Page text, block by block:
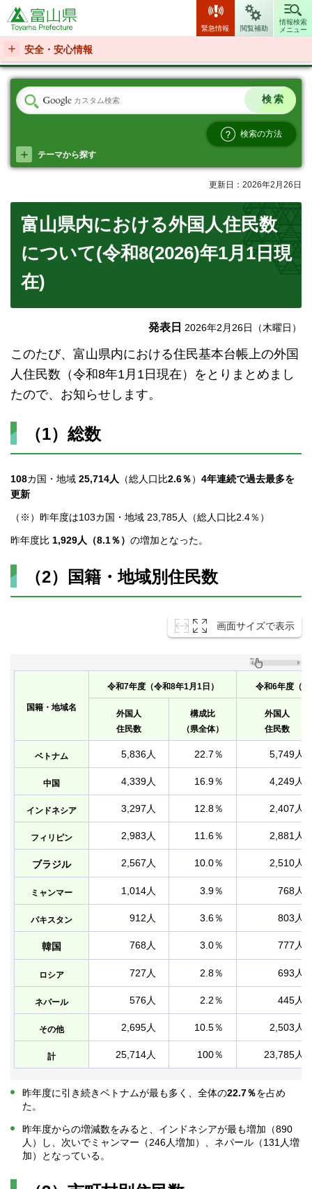
富山県
緊急情報 閲覧補助
情報検索
メニュー
安全・安心情報
検索の方法
テーマから探す
更新日：2026年2月26日
富山県内における外国人住民数
について(令和8(2026)年1月1日現
在)
発表日 2026年2月26日（木曜日）
このたび、富山県内における住民基本台帳上の外国
人住民数（令和8年1月1日現在）をとりまとめまし
たので、お知らせします。
（1）総数
108カ国・地域 25,714人 （総人口比2.6％） 4年連続で過去最多を
更新
（※）昨年度は103カ国・地域 23,785人（総人口比2.4％）
昨年度比 1,929人（8.1％） の増加となった。
（2）国籍・地域別住民数
画面サイズで表示
国籍・地域名
令和7年度（令和8年1月1日） 令和6年度（
外国人
住民数
構成比
（県全体）
外国人
住民数
ベトナム 5,836人 22.7％ 5,749人
中国 4,339人 16.9％ 4,249人
インドネシア 3,297人 12.8％ 2,407人
フィリピン 2,983人 11.6％ 2,881人
ブラジル 2,567人 10.0％ 2,510人
ミャンマー 1,014人 3.9％ 768人
パキスタン 912人 3.6％ 803人
韓国 768人 3.0％ 777人
ロシア 727人 2.8％ 693人
ネパール 576人 2.2％ 445人
その他 2,695人 10.5％ 2,503人
計 25,714人 100％ 23,785人
昨年度に引き続きベトナムが最も多く、全体の22.7％を占め
た。
昨年度からの増減数をみると、インドネシアが最も増加（890
人）し、次いでミャンマー（246人増加）、ネパール（131人増
加）となっている。